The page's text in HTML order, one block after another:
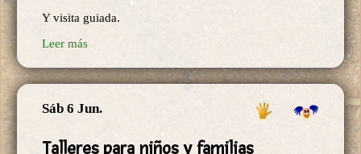
Y visita guiada.
Leer más
Sáb 6 Jun.
Talleres para niños y familias